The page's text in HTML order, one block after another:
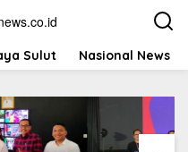
Sulut Nasional News